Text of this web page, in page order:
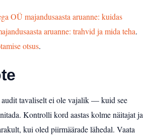
OÜ majandusaasta aruanne: kuidas
aruanne: trahvid ja mida teha.
otsus.
tavaliselt ei ole vajalik — kuid see
Kontrolli kord aastas kolme näitajat ja
kui oled piirmäärade lähedal. Vaata